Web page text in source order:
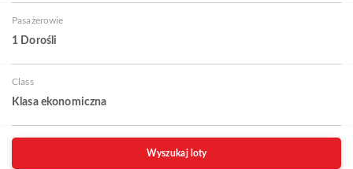
Pasażerowie
1 Dorośli
Class
Klasa ekonomiczna
Wyszukaj loty